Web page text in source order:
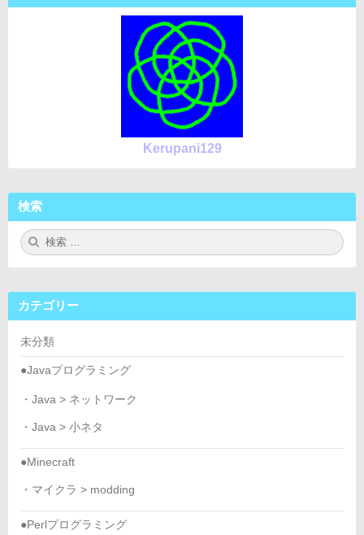
た
Kerupani129
検索
検
索:
カテゴリー
未分類
●Javaプログラミング
・Java > ネットワーク
・Java > 小ネタ
●Minecraft
・マイクラ > modding
●Perlプログラミング